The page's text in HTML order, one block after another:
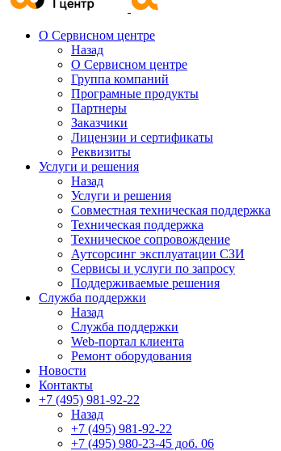
О Сервисном центре
Назад
О Сервисном центре
Группа компаний
Програмные продукты
Партнеры
Заказчики
Лицензии и сертификаты
Реквизиты
Услуги и решения
Назад
Услуги и решения
Совместная техническая поддержка
Техническая поддержка
Техническое сопровождение
Аутсорсинг эксплуатации СЗИ
Сервисы и услуги по запросу
Поддерживаемые решения
Служба поддержки
Назад
Служба поддержки
Web-портал клиента
Ремонт оборудования
Новости
Контакты
+7 (495) 981-92-22
Назад
+7 (495) 981-92-22
+7 (495) 980-23-45 доб. 06